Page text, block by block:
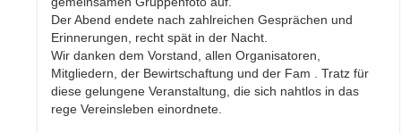
Der Abend endete nach zahlreichen Gesprächen und
Erinnerungen, recht spät in der Nacht.
Wir danken dem Vorstand, allen Organisatoren,
Mitgliedern, der Bewirtschaftung und der Fam . Tratz für
diese gelungene Veranstaltung, die sich nahtlos in das
rege Vereinsleben einordnete.